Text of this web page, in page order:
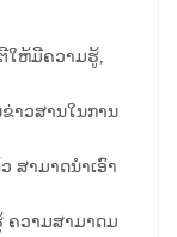
ໃຫ້ມີຄວາມຮູ້,
າວສານໃນການ
ສາມາດນໍາເອົາ
ຄວາມສາມາດມ